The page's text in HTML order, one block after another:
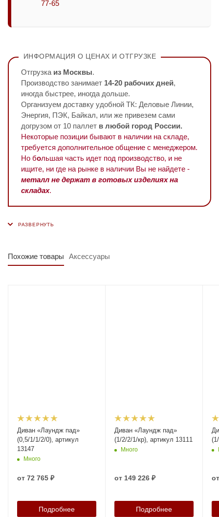
77-65
ИНФОРМАЦИЯ О ЦЕНАХ И ОТГРУЗКЕ
Отгрузка из Москвы.
Производство занимает 14-20 рабочих дней,
иногда быстрее, иногда дольше.
Организуем доставку удобной ТК: Деловые Линии,
Энергия, ПЭК, Байкал, или же привезем сами
догрузом от 10 паллет в любой город России.
Некоторые позиции бывают в наличии на складе,
требуется дополнительное общение с менеджером.
Но большая часть идет под производство, и не
ищите, ни где на рынке в наличии Вы не найдете -
металл не держат в готовых изделиях на
складах.
Похожие товары Аксессуары
Диван «Лаундж пад»
(0,5/1/1/2/0), артикул
13147
Много
от 72 765 ₽
Подробнее
Диван «Лаундж пад»
(1/2/2/1/кр), артикул 13111
Много
от 149 226 ₽
Подробнее